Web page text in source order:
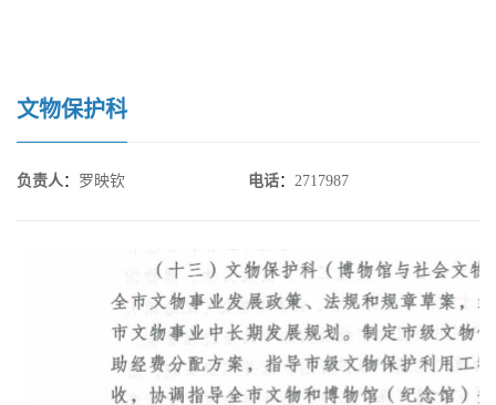
文物保护科
负责人： 罗映钦 电话： 2717987